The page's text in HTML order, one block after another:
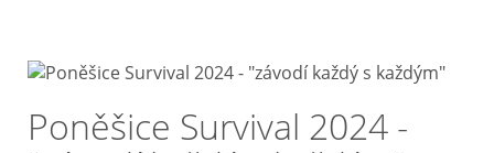
Poněšice Survival 2024 -